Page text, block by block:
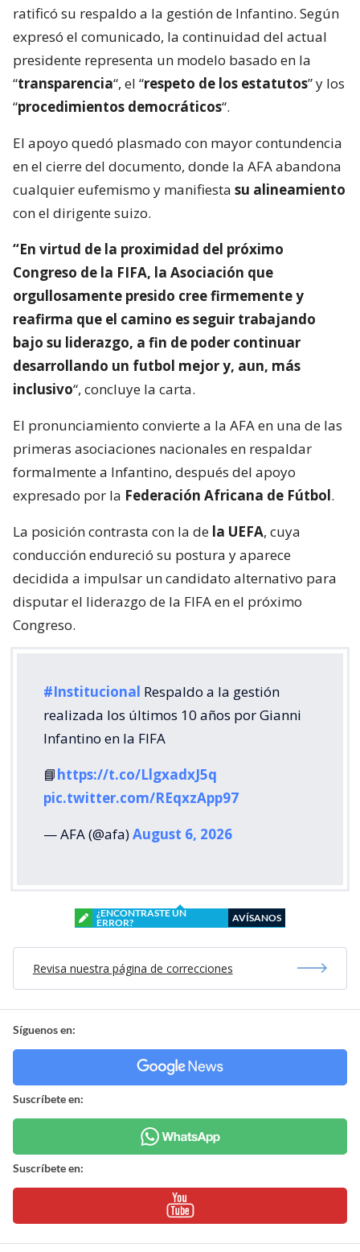
ratificó su respaldo a la gestión de Infantino. Según
expresó el comunicado, la continuidad del actual
presidente representa un modelo basado en la
“transparencia“, el “respeto de los estatutos” y los
“procedimientos democráticos“.
El apoyo quedó plasmado con mayor contundencia
en el cierre del documento, donde la AFA abandona
cualquier eufemismo y manifiesta su alineamiento
con el dirigente suizo.
“En virtud de la proximidad del próximo
Congreso de la FIFA, la Asociación que
orgullosamente presido cree firmemente y
reafirma que el camino es seguir trabajando
bajo su liderazgo, a fin de poder continuar
desarrollando un futbol mejor y, aun, más
inclusivo“, concluye la carta.
El pronunciamiento convierte a la AFA en una de las
primeras asociaciones nacionales en respaldar
formalmente a Infantino, después del apoyo
expresado por la Federación Africana de Fútbol.
La posición contrasta con la de la UEFA, cuya
conducción endureció su postura y aparece
decidida a impulsar un candidato alternativo para
disputar el liderazgo de la FIFA en el próximo
Congreso.
#Institucional Respaldo a la gestión
realizada los últimos 10 años por Gianni
Infantino en la FIFA
📘https://t.co/LlgxadxJ5q
pic.twitter.com/REqxzApp97
— AFA (@afa)August 6, 2026
¿ENCONTRASTE UN
ERROR?
AVÍSANOS
Revisa nuestra página de correcciones
Síguenos en:
Suscríbete en:
Suscríbete en: